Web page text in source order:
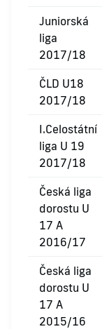
Juniorská
liga
2017/18
ČLD U18
2017/18
I.Celostátní
liga U 19
2017/18
Česká liga
dorostu U
17 A
2016/17
Česká liga
dorostu U
17 A
2015/16